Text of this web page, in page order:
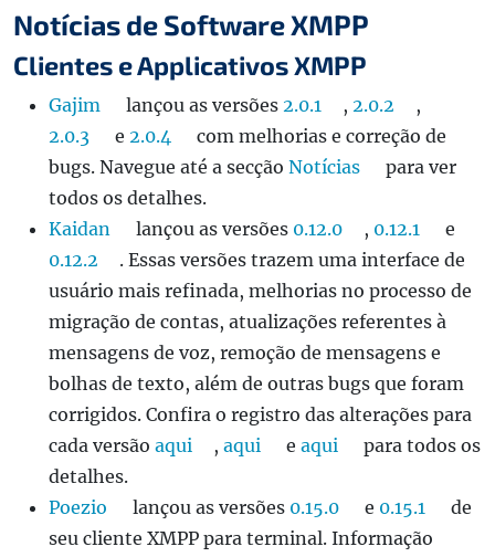
Notícias de Software XMPP
Clientes e Applicativos XMPP
Gajim lançou as versões 2.0.1 , 2.0.2
,
2.0.3
e 2.0.4
com melhorias e correção de
bugs. Navegue até a secção Notícias
para ver
todos os detalhes.
Kaidan
lançou as versões 0.12.0 , 0.12.1
e
0.12.2
. Essas versões trazem uma interface de
usuário mais refinada, melhorias no processo de
migração de contas, atualizações referentes à
mensagens de voz, remoção de mensagens e
bolhas de texto, além de outras bugs que foram
corrigidos. Confira o registro das alterações para
cada versão aqui , aqui e aqui
para todos os
detalhes.
Poezio
lançou as versões 0.15.0 e 0.15.1
de
seu cliente XMPP para terminal. Informação